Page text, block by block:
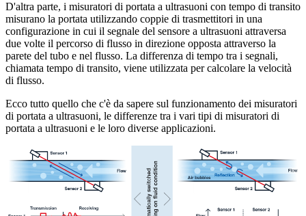
D'altra parte, i misuratori di portata a ultrasuoni con tempo di transito
misurano la portata utilizzando coppie di trasmettitori in una
configurazione in cui il segnale del sensore a ultrasuoni attraversa
due volte il percorso di flusso in direzione opposta attraverso la
parete del tubo e nel flusso. La differenza di tempo tra i segnali,
chiamata tempo di transito, viene utilizzata per calcolare la velocità
di flusso.
Ecco tutto quello che c'è da sapere sul funzionamento dei misuratori
di portata a ultrasuoni, le differenze tra i vari tipi di misuratori di
portata a ultrasuoni e le loro diverse applicazioni.